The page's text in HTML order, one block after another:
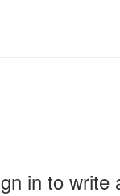
in to write